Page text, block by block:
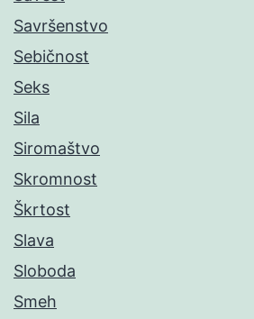
Savršenstvo
Sebičnost
Seks
Sila
Siromaštvo
Skromnost
Škrtost
Slava
Sloboda
Smeh